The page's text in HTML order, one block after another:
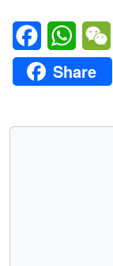
Facebook
Share